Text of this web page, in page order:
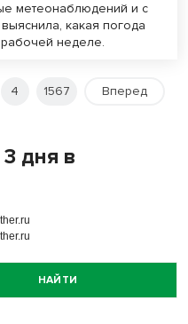
метеонаблюдений и с
какая погода
неделе.
4 1567 Вперед
дня в
НАЙТИ